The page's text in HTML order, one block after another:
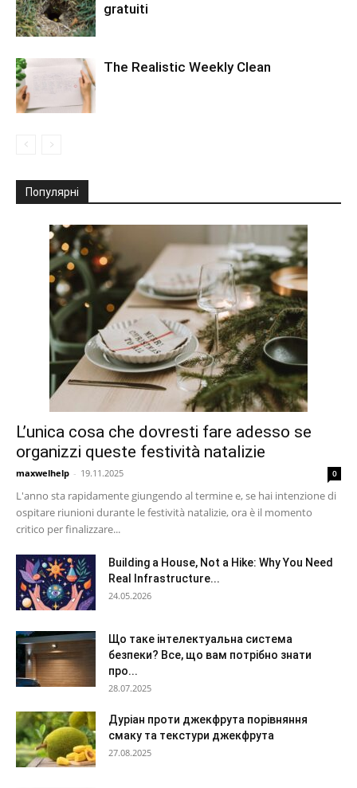
gratuiti
The Realistic Weekly Clean
Популярні
L’unica cosa che dovresti fare adesso se
organizzi queste festività natalizie
maxwelhelp - 19.11.2025 0
L'anno sta rapidamente giungendo al termine e, se hai intenzione di
ospitare riunioni durante le festività natalizie, ora è il momento
critico per finalizzare...
Building a House, Not a Hike: Why You Need
Real Infrastructure...
24.05.2026
Що таке інтелектуальна система
безпеки? Все, що вам потрібно знати
про...
28.07.2025
Дуріан проти джекфрута порівняння
смаку та текстури джекфрута
27.08.2025